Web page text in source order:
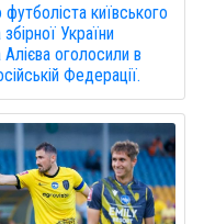
київського
України
оголосили в
Федерації.